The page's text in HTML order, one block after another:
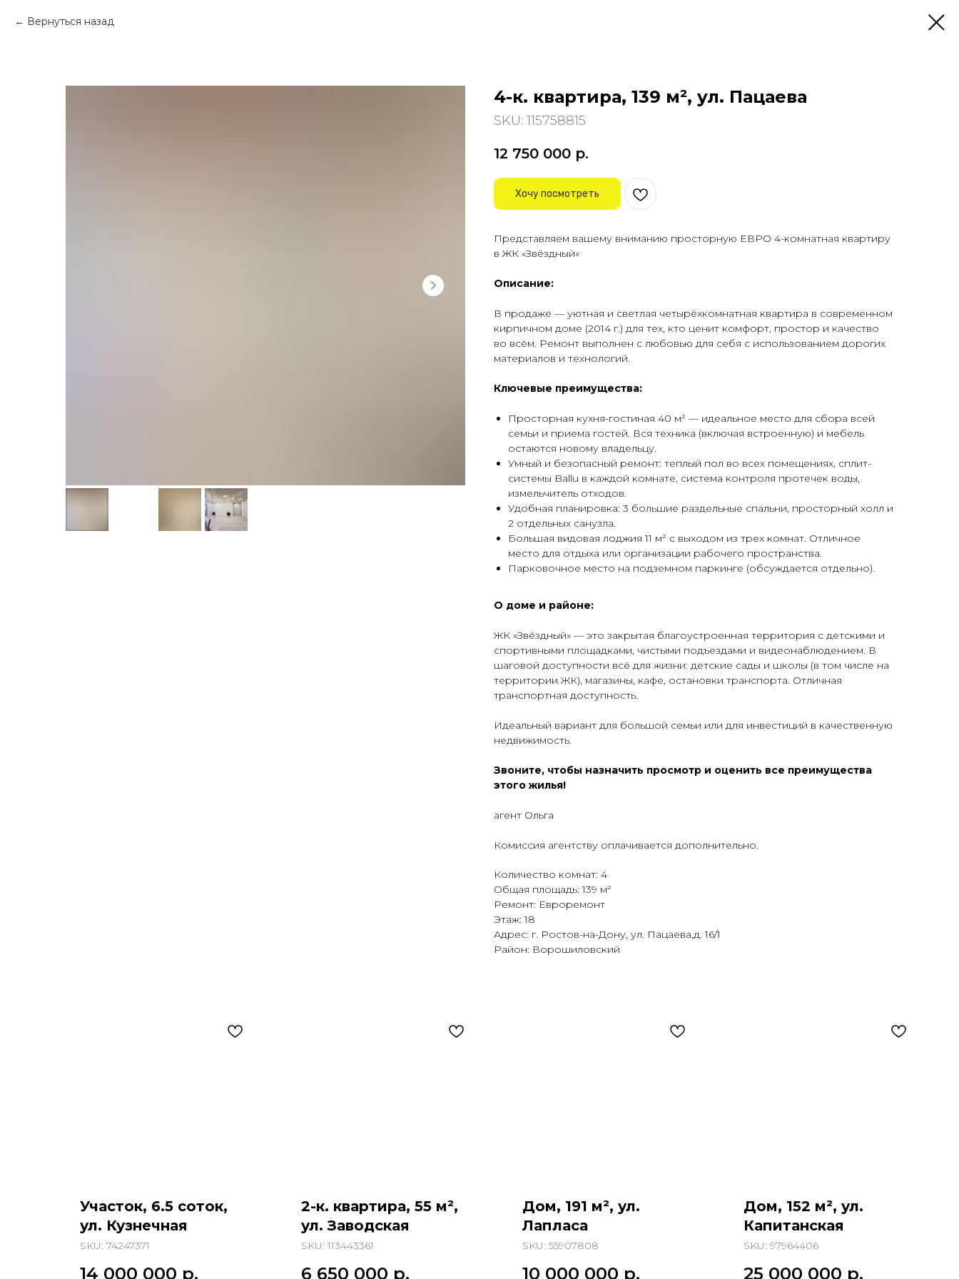
Вернуться назад
4-к. квартира, 139 м², ул. Пацаева
SKU: 115758815
12 750 000 р.
Хочу посмотреть
Представляем вашему вниманию просторную ЕВРО 4-комнатная квартиру
в ЖК «Звёздный»
Описание:
В продаже — уютная и светлая четырёхкомнатная квартира в современном
кирпичном доме (2014 г.) для тех, кто ценит комфорт, простор и качество
во всём. Ремонт выполнен с любовью для себя с использованием дорогих
материалов и технологий.
Ключевые преимущества:
Просторная кухня-гостиная 40 м² — идеальное место для сбора всей
семьи и приема гостей. Вся техника (включая встроенную) и мебель
остаются новому владельцу.
Умный и безопасный ремонт: теплый пол во всех помещениях, сплит-
системы Ballu в каждой комнате, система контроля протечек воды,
измельчитель отходов.
Удобная планировка: 3 большие раздельные спальни, просторный холл и
2 отдельных санузла.
Большая видовая лоджия 11 м² с выходом из трех комнат. Отличное
место для отдыха или организации рабочего пространства.
Парковочное место на подземном паркинге (обсуждается отдельно).
О доме и районе:
ЖК «Звёздный» — это закрытая благоустроенная территория с детскими и
спортивными площадками, чистыми подъездами и видеонаблюдением. В
шаговой доступности всё для жизни: детские сады и школы (в том числе на
территории ЖК), магазины, кафе, остановки транспорта. Отличная
транспортная доступность.
Идеальный вариант для большой семьи или для инвестиций в качественную
недвижимость.
Звоните, чтобы назначить просмотр и оценить все преимущества
этого жилья!
агент Ольга
Комиссия агентству оплачивается дополнительно.
Количество комнат: 4
Общая площадь: 139 м²
Ремонт: Евроремонт
Этаж: 18
Адрес: г. Ростов-на-Дону, ул. Пацаева,д. 16/1
Район: Ворошиловский
Участок, 6.5 соток,
ул. Кузнечная
SKU: 74247371
14 000 000 р.
2-к. квартира, 55 м²,
ул. Заводская
SKU: 113443361
6 650 000 р.
Дом, 191 м², ул.
Лапласа
SKU: 55907808
10 000 000 р.
Дом, 152 м², ул.
Капитанская
SKU: 97964406
25 000 000 р.